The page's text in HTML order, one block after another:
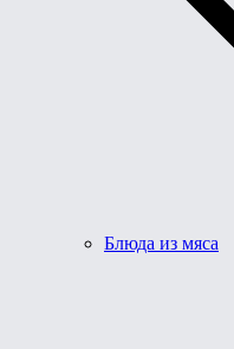
Блюда из мяса